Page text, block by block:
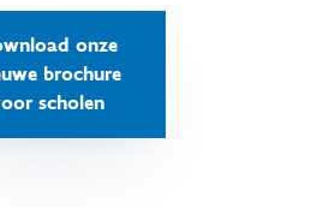
onze
brochure
scholen